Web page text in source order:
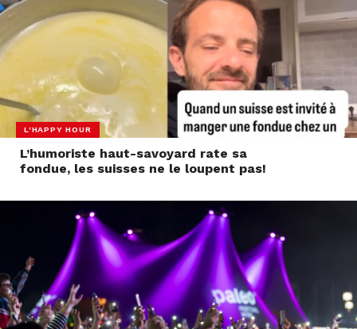
L'HAPPY HOUR
L’humoriste haut-savoyard rate sa
fondue, les suisses ne le loupent pas!